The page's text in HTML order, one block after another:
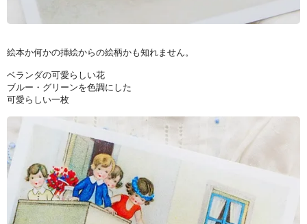
絵本か何かの挿絵からの絵柄かも知れません。
ベランダの可愛らしい花
ブルー・グリーンを色調にした
可愛らしい一枚